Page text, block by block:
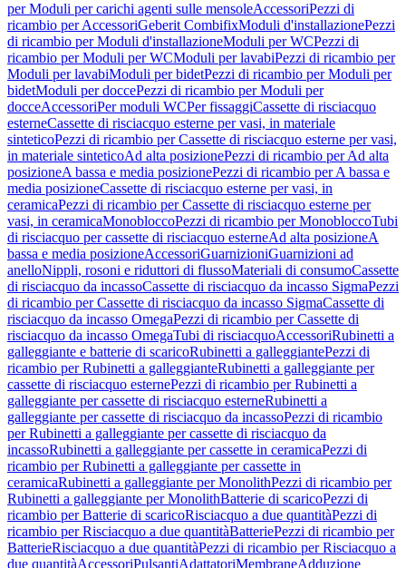
per Moduli per carichi agenti sulle mensoleAccessoriPezzi di
ricambio per AccessoriGeberit CombifixModuli d'installazionePezzi
di ricambio per Moduli d'installazioneModuli per WCPezzi di
ricambio per Moduli per WCModuli per lavabiPezzi di ricambio per
Moduli per lavabiModuli per bidetPezzi di ricambio per Moduli per
bidetModuli per doccePezzi di ricambio per Moduli per
docceAccessoriPer moduli WCPer fissaggiCassette di risciacquo
esterneCassette di risciacquo esterne per vasi, in materiale
sinteticoPezzi di ricambio per Cassette di risciacquo esterne per vasi,
in materiale sinteticoAd alta posizionePezzi di ricambio per Ad alta
posizioneA bassa e media posizionePezzi di ricambio per A bassa e
media posizioneCassette di risciacquo esterne per vasi, in
ceramicaPezzi di ricambio per Cassette di risciacquo esterne per
vasi, in ceramicaMonobloccoPezzi di ricambio per MonobloccoTubi
di risciacquo per cassette di risciacquo esterneAd alta posizioneA
bassa e media posizioneAccessoriGuarnizioniGuarnizioni ad
anelloNippli, rosoni e riduttori di flussoMateriali di consumoCassette
di risciacquo da incassoCassette di risciacquo da incasso SigmaPezzi
di ricambio per Cassette di risciacquo da incasso SigmaCassette di
risciacquo da incasso OmegaPezzi di ricambio per Cassette di
risciacquo da incasso OmegaTubi di risciacquoAccessoriRubinetti a
galleggiante e batterie di scaricoRubinetti a galleggiantePezzi di
ricambio per Rubinetti a galleggianteRubinetti a galleggiante per
cassette di risciacquo esternePezzi di ricambio per Rubinetti a
galleggiante per cassette di risciacquo esterneRubinetti a
galleggiante per cassette di risciacquo da incassoPezzi di ricambio
per Rubinetti a galleggiante per cassette di risciacquo da
incassoRubinetti a galleggiante per cassette in ceramicaPezzi di
ricambio per Rubinetti a galleggiante per cassette in
ceramicaRubinetti a galleggiante per MonolithPezzi di ricambio per
Rubinetti a galleggiante per MonolithBatterie di scaricoPezzi di
ricambio per Batterie di scaricoRisciacquo a due quantitàPezzi di
ricambio per Risciacquo a due quantitàBatteriePezzi di ricambio per
BatterieRisciacquo a due quantitàPezzi di ricambio per Risciacquo a
due quantitàAccessoriPulsantiAdattatoriMembraneAdduzione